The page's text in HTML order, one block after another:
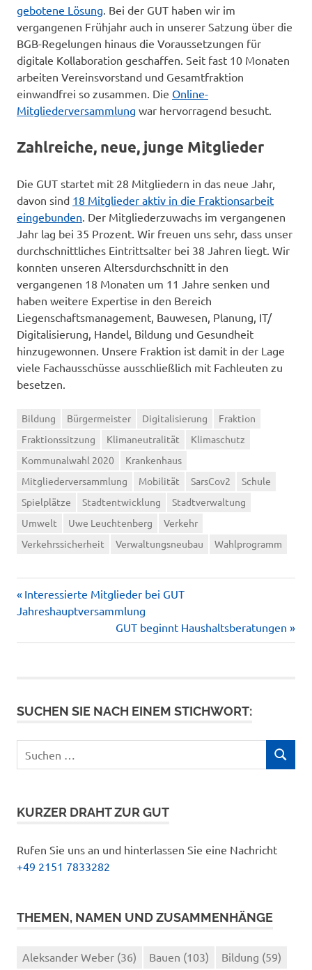
gebotene Lösung. Bei der GUT haben wir im
vergangenen Frühjahr auch in unserer Satzung über die
BGB-Regelungen hinaus die Voraussetzungen für
digitale Kollaboration geschaffen. Seit fast 10 Monaten
arbeiten Vereinsvorstand und Gesamtfraktion
einwandfrei so zusammen. Die Online-
Mitgliederversammlung war hervorragend besucht.
Zahlreiche, neue, junge Mitglieder
Die GUT startet mit 28 Mitgliedern in das neue Jahr,
davon sind 18 Mitglieder aktiv in die Fraktionsarbeit
eingebunden. Der Mitgliederzuwachs im vergangenen
Jahr lag bei 35 Prozent. Wir freuen uns sehr, dass unser
durchschnittliches Eintrittsalter bei 38 Jahren liegt. Wir
konnten unseren Altersdurchschnitt in den
vergangenen 18 Monaten um 11 Jahre senken und
haben weitere Expertise in den Bereich
Liegenschaftsmanagement, Bauwesen, Planung, IT/
Digitalisierung, Handel, Bildung und Gesundheit
hinzugewonnen. Unsere Fraktion ist damit in der Lage
viele Fachausschüsse ausschließlich mit Fachleuten zu
besetzen.
Bildung Bürgermeister Digitalisierung
Fraktion
Fraktionssitzung
Klimaneutralität
Klimaschutz
Kommunalwahl 2020
Krankenhaus
Mitgliederversammlung
Mobilität SarsCov2
Schule
Spielplätze
Stadtentwicklung
Stadtverwaltung
Umwelt
Uwe Leuchtenberg
Verkehr
Verkehrssicherheit
Verwaltungsneubau Wahlprogramm
Beitragsnavigation
Vorheriger
Beitrag:
Interessierte Mitglieder bei GUT
Jahreshauptversammlung
Nächster
Beitrag:
GUT beginnt Haushaltsberatungen
SUCHEN SIE NACH EINEM STICHWORT:
nach:
SUCHEN
KURZER DRAHT ZUR GUT
Rufen Sie uns an und hinterlassen Sie eine Nachricht
+49 2151 7833282
THEMEN, NAMEN UND ZUSAMMENHÄNGE
Aleksander Weber (36) Bauen (103) Bildung (59)